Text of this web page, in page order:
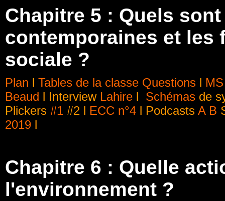
Chapitre 5 : Quels
contemporaines et les
sociale ?
Plan l Tables de la classe Questions l
Beaud l Interview Lahire l Schémas de
Plickers #1 #2 l ECC n°4 l Podcasts A B
2019 l
Chapitre 6 : Quelle
l'environnement ?